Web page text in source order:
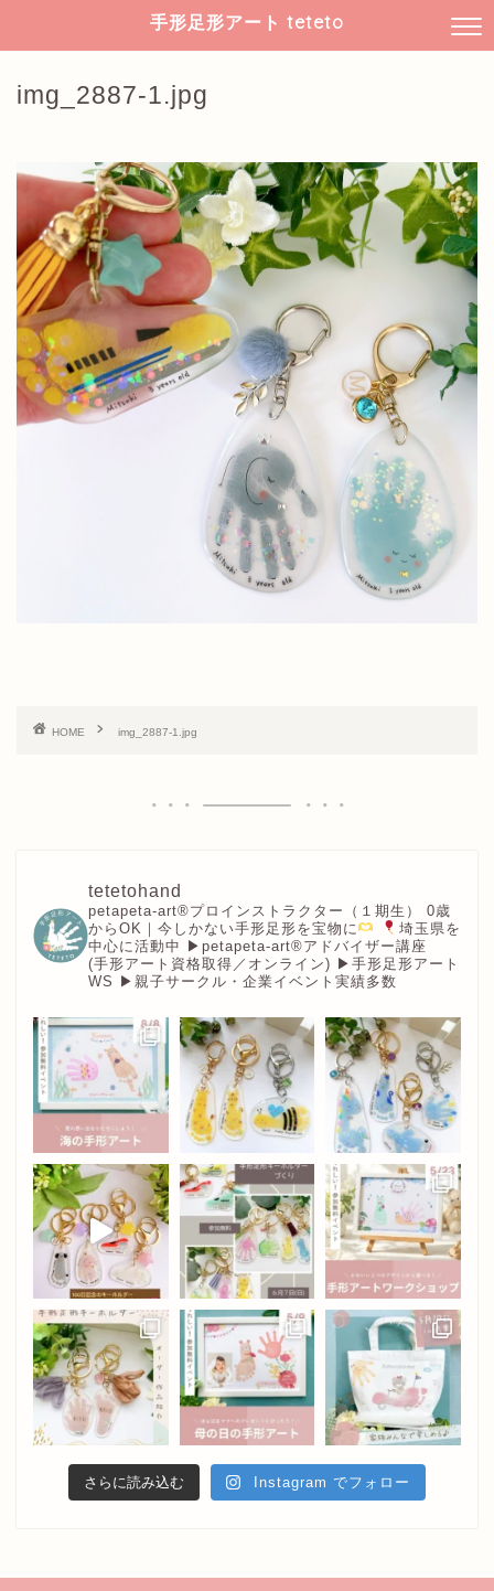
手形足形アート teteto
img_2887-1.jpg
HOME img_2887-1.jpg
tetetohand
petapeta-art®︎プロインストラクター（１期生）
0歳
からOK｜今しかない手形足形を宝物に
埼玉県を
中心に活動中 ▶︎petapeta-art®アドバイザー講座
(手形アート資格取得／オンライン) ▶︎手形足形アート
WS ▶︎親子サークル・企業イベント実績多数
さらに読み込む Instagram でフォロー